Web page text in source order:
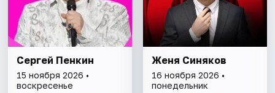
Сергей Пенкин
15 ноября 2026 •
воскресенье
Женя Синяков
16 ноября 2026 •
понедельник